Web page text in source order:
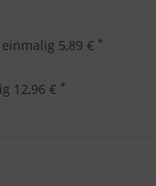
5,89 € *
12,96 € *